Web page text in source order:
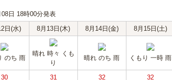
日 18時00分発表
日(水) 8月13日(木) 8月14日(金) 8月15日(土)
のち 雨
晴れ 時々 くも
り
晴れ のち 雨 くもり 一時 雨
30
31
32
32